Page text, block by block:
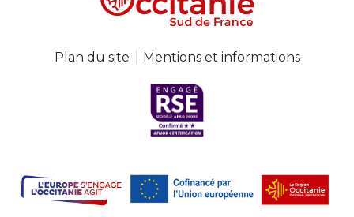
Plan du site Mentions et informations